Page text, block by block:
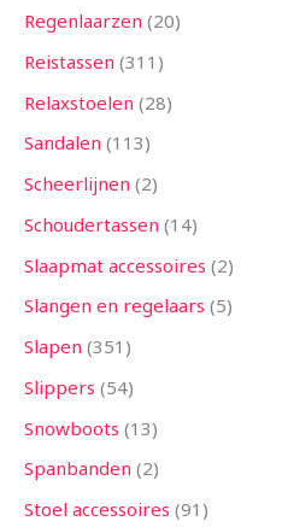
Regenlaarzen 20
Reistassen 311
Relaxstoelen 28
Sandalen 113
Scheerlijnen 2
Schoudertassen 14
Slaapmat accessoires 2
Slangen en regelaars 5
Slapen 351
Slippers 54
Snowboots 13
Spanbanden 2
Stoel accessoires 91